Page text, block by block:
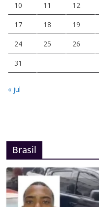
10 11 12
17 18 19
24 25 26
31
« jul
Brasil